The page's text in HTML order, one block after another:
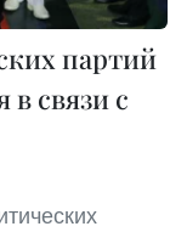
партий
связи с